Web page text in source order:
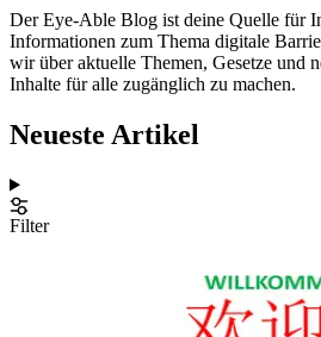
Der Eye-Able Blog ist deine Quelle für
Informationen zum Thema digitale
wir über aktuelle Themen, Gesetze und
Inhalte für alle zugänglich zu machen.
Neueste Artikel
Filter